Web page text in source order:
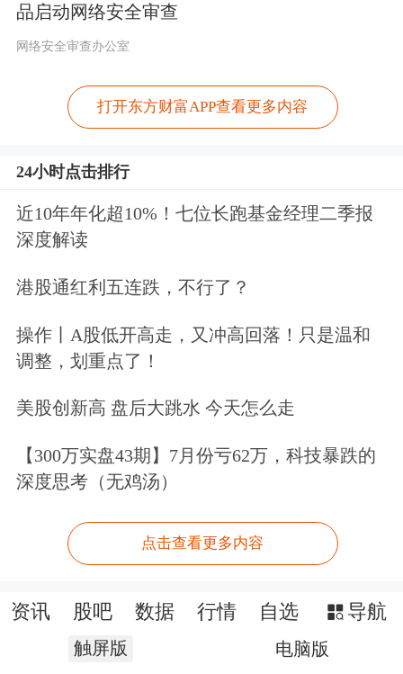
品启动网络安全审查
网络安全审查办公室
打开东方财富APP查看更多内容
24小时点击排行
近10年年化超10%！七位长跑基金经理二季报
深度解读
港股通红利五连跌，不行了？
操作丨A股低开高走，又冲高回落！只是温和
调整，划重点了！
美股创新高 盘后大跳水 今天怎么走
【300万实盘43期】7月份亏62万，科技暴跌的
深度思考（无鸡汤）
点击查看更多内容
资讯 股吧 数据 行情 自选 导航
触屏版 电脑版